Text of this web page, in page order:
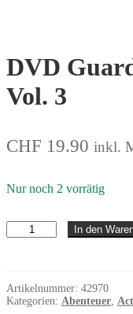
DVD
Vol. 3
CHF 19.90 inkl.
Nur noch 2 vorrätig
Guardians
of
Vol.
3
In den
Artikelnummer: 42970
Kategorien: Abenteuer